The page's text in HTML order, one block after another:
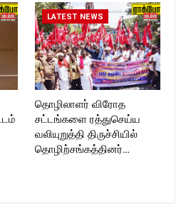
LATEST NEWS
தொழிலாளர் விரோத
சட்டங்களை ரத்துசெய்ய
வலியுறுத்தி திருச்சியில்
தொழிற்சங்கத்தினர்…